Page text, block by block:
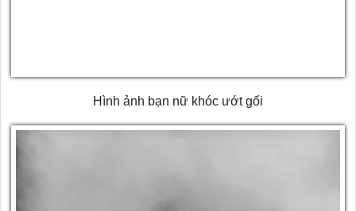
Hình ảnh bạn nữ khóc ướt gối